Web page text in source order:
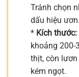
Tránh chọn
dấu hiệu ươn.
* Kích thước:
khoảng 200-
thịt, còn
kém ngọt.